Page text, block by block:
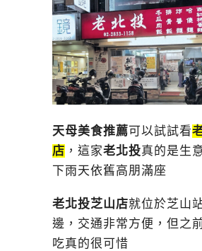
天母美食推薦可以試試看
店 ，這家老北投真的是生
下雨天依舊高朋滿座
老北投芝山店就位於芝山
邊，交通非常方便，但之
吃真的很可惜